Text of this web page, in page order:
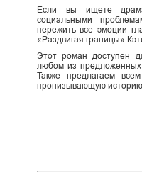
Если вы ищете
социальными
пережить все эмоции
«Раздвигая границы»
Этот роман доступен
любом из
Также предлагаем
пронизывающую историю